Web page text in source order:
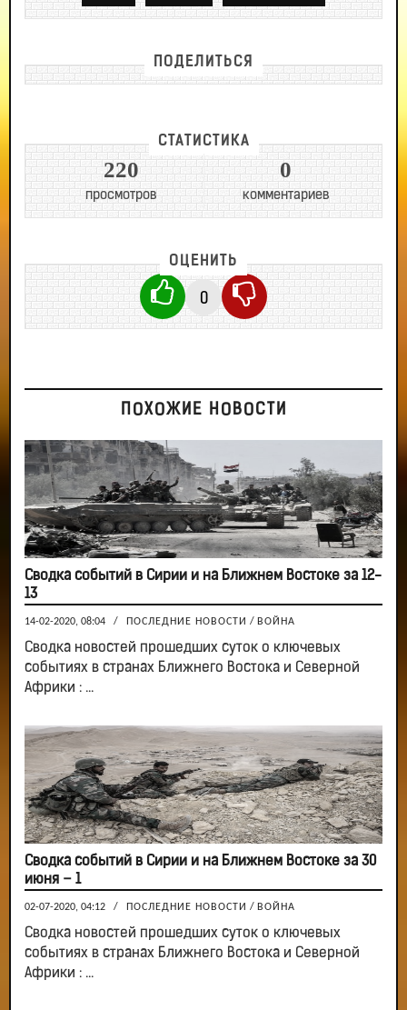
ПОДЕЛИТЬСЯ
СТАТИСТИКА
220
просмотров
0
комментариев
ОЦЕНИТЬ
0
ПОХОЖИЕ НОВОСТИ
Сводка событий в Сирии и на Ближнем Востоке за 12-
13
14-02-2020, 08:04 / ПОСЛЕДНИЕ НОВОСТИ / ВОЙНА
Сводка новостей прошедших суток о ключевых
событиях в странах Ближнего Востока и Северной
Африки : ...
Сводка событий в Сирии и на Ближнем Востоке за 30
июня – 1
02-07-2020, 04:12 / ПОСЛЕДНИЕ НОВОСТИ / ВОЙНА
Сводка новостей прошедших суток о ключевых
событиях в странах Ближнего Востока и Северной
Африки : ...